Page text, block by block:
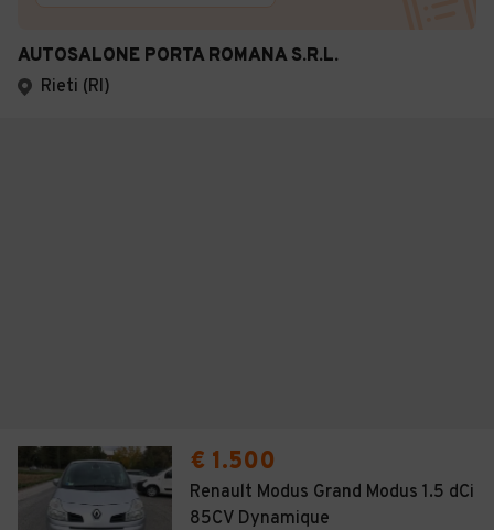
AUTOSALONE PORTA ROMANA S.R.L.
Rieti (RI)
€ 1.500
Renault Modus Grand Modus 1.5 dCi
85CV Dynamique